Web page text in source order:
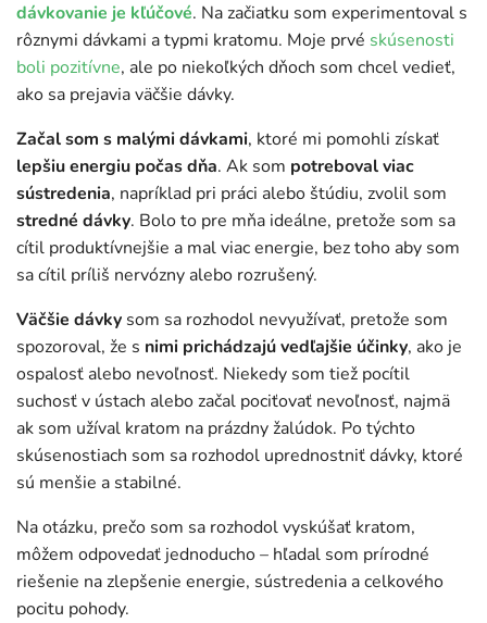
dávkovanie je kľúčové. Na začiatku som experimentoval s
rôznymi dávkami a typmi kratomu. Moje prvé skúsenosti
boli pozitívne, ale po niekoľkých dňoch som chcel vedieť,
ako sa prejavia väčšie dávky.
Začal som s malými dávkami, ktoré mi pomohli získať
lepšiu energiu počas dňa. Ak som potreboval viac
sústredenia, napríklad pri práci alebo štúdiu, zvolil som
stredné dávky. Bolo to pre mňa ideálne, pretože som sa
cítil produktívnejšie a mal viac energie, bez toho aby som
sa cítil príliš nervózny alebo rozrušený.
Väčšie dávky som sa rozhodol nevyužívať, pretože som
spozoroval, že s nimi prichádzajú vedľajšie účinky, ako je
ospalosť alebo nevoľnosť. Niekedy som tiež pocítil
suchosť v ústach alebo začal pociťovať nevoľnosť, najmä
ak som užíval kratom na prázdny žalúdok. Po týchto
skúsenostiach som sa rozhodol uprednostniť dávky, ktoré
sú menšie a stabilné.
Na otázku, prečo som sa rozhodol vyskúšať kratom,
môžem odpovedať jednoducho – hľadal som prírodné
riešenie na zlepšenie energie, sústredenia a celkového
pocitu pohody.